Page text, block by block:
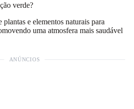
verde?
e elementos naturais para
uma atmosfera mais saudável
ANÚNCIOS